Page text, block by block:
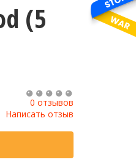
(5
0 отзывов
Написать отзыв